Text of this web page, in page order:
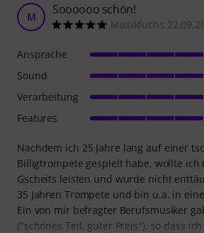
M Soooooo schön!
Musikfuchs
Nachdem ich 25 Jahre lang auf einer
Billigtrompete gespielt habe, wollte ich
Gscheits leisten und wurde nicht
35 Jahren Trompete und bin u.a. in
Ein von mir befragter Berufsmusiker
("schönes Teil, guter Preis"), so dass
Ansprache
Sound
Verarbeitung
Features